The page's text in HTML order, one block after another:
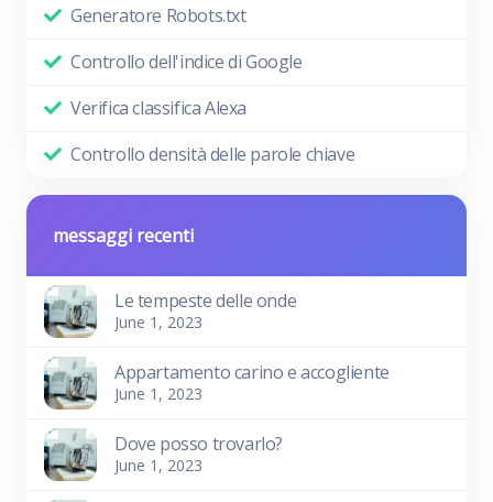
Generatore Robots.txt
Controllo dell'indice di Google
Verifica classifica Alexa
Controllo densità delle parole chiave
messaggi recenti
Le tempeste delle onde
June 1, 2023
Appartamento carino e accogliente
June 1, 2023
Dove posso trovarlo?
June 1, 2023